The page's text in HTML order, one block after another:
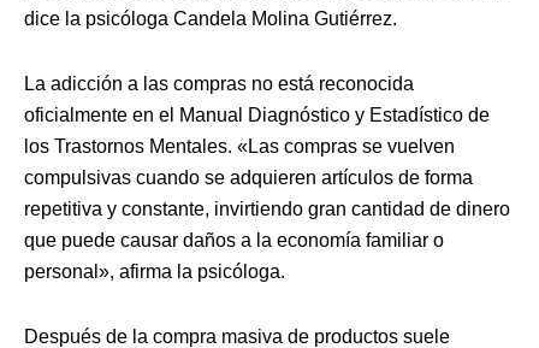
dice la psicóloga Candela Molina Gutiérrez.
La adicción a las compras no está reconocida
oficialmente en el Manual Diagnóstico y Estadístico de
los Trastornos Mentales. «Las compras se vuelven
compulsivas cuando se adquieren artículos de forma
repetitiva y constante, invirtiendo gran cantidad de dinero
que puede causar daños a la economía familiar o
personal», afirma la psicóloga.
Después de la compra masiva de productos suele